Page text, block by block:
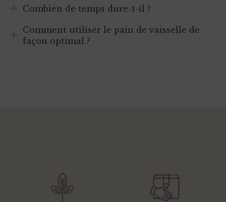
Combien de temps dure-t-il ?
Comment utiliser le pain de vaisselle de
façon optimal ?